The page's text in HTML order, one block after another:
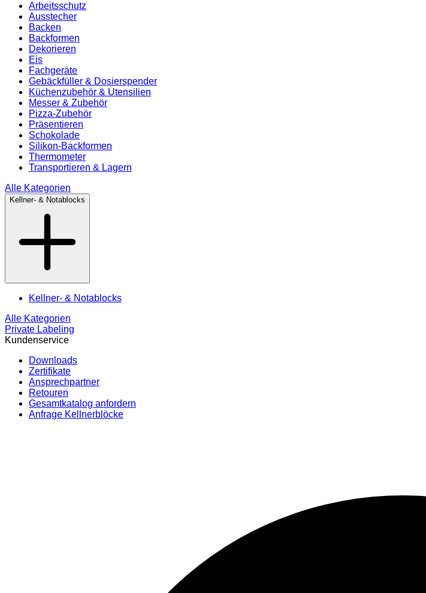
Arbeitsschutz
Ausstecher
Backen
Backformen
Dekorieren
Eis
Fachgeräte
Gebäckfüller & Dosierspender
Küchenzubehör & Utensilien
Messer & Zubehör
Pizza-Zubehör
Präsentieren
Schokolade
Silikon-Backformen
Thermometer
Transportieren & Lagern
Alle Kategorien
Kellner- & Notablocks
Kellner- & Notablocks
Alle Kategorien
Private Labeling
Kundenservice
Downloads
Zertifikate
Ansprechpartner
Retouren
Gesamtkatalog anfordern
Anfrage Kellnerblöcke